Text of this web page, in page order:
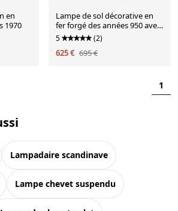
en
1970
Lampe de sol décorative en
fer forgé des années 950 avec
abat-jour en forme de fleur
5 (2)
625 € 695 €
1
lampadaire scandinave
lampe chevet suspendu